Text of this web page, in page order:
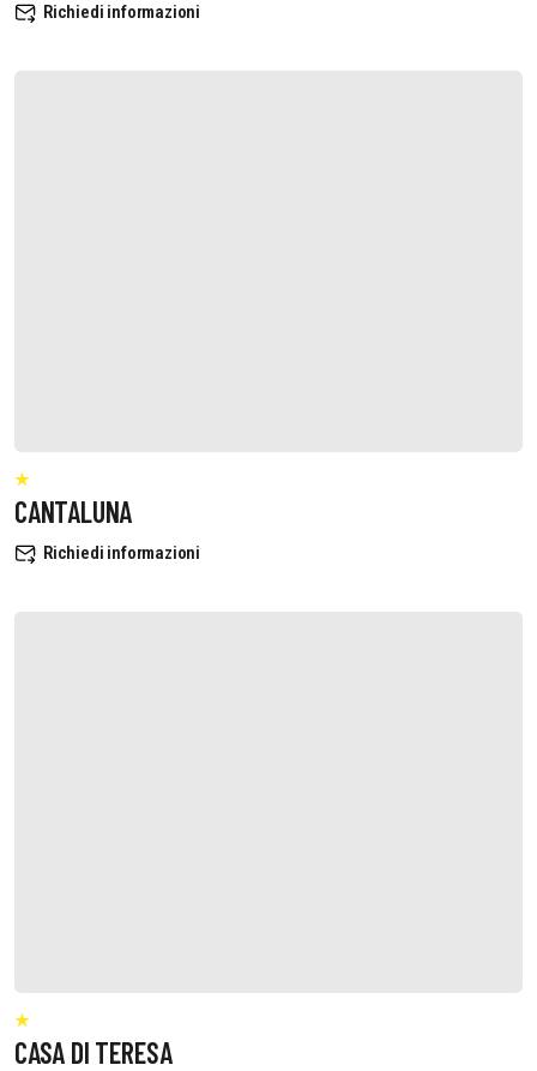
Richiedi informazioni
CANTALUNA
Richiedi informazioni
CASA DI TERESA